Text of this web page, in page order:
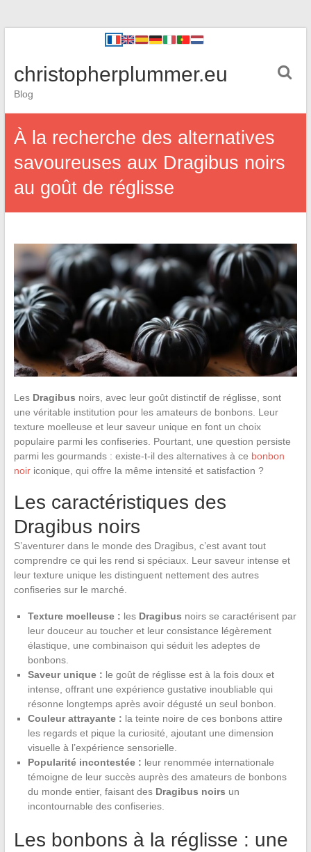
christopherplummer.eu
Blog
À la recherche des alternatives
savoureuses aux Dragibus noirs
au goût de réglisse
Les Dragibus noirs, avec leur goût distinctif de réglisse, sont
une véritable institution pour les amateurs de bonbons. Leur
texture moelleuse et leur saveur unique en font un choix
populaire parmi les confiseries. Pourtant, une question persiste
parmi les gourmands : existe-t-il des alternatives à ce bonbon
noiriconique, qui offre la même intensité et satisfaction ?
Les caractéristiques des
Dragibus noirs
S’aventurer dans le monde des Dragibus, c’est avant tout
comprendre ce qui les rend si spéciaux. Leur saveur intense et
leur texture unique les distinguent nettement des autres
confiseries sur le marché.
Texture moelleuse : les Dragibus noirs se caractérisent par
leur douceur au toucher et leur consistance légèrement
élastique, une combinaison qui séduit les adeptes de
bonbons.
Saveur unique : le goût de réglisse est à la fois doux et
intense, offrant une expérience gustative inoubliable qui
résonne longtemps après avoir dégusté un seul bonbon.
Couleur attrayante : la teinte noire de ces bonbons attire
les regards et pique la curiosité, ajoutant une dimension
visuelle à l’expérience sensorielle.
Popularité incontestée : leur renommée internationale
témoigne de leur succès auprès des amateurs de bonbons
du monde entier, faisant des Dragibus noirs un
incontournable des confiseries.
Les bonbons à la réglisse : une